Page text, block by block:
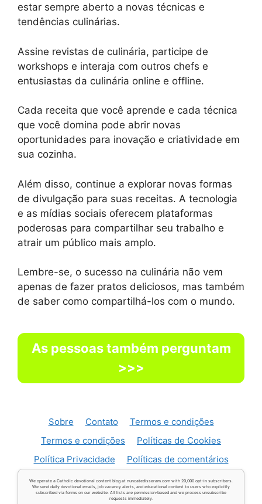
estar sempre aberto a novas técnicas e
tendências culinárias.
Assine revistas de culinária, participe de
workshops e interaja com outros chefs e
entusiastas da culinária online e offline.
Cada receita que você aprende e cada técnica
que você domina pode abrir novas
oportunidades para inovação e criatividade em
sua cozinha.
Além disso, continue a explorar novas formas
de divulgação para suas receitas. A tecnologia
e as mídias sociais oferecem plataformas
poderosas para compartilhar seu trabalho e
atrair um público mais amplo.
Lembre-se, o sucesso na culinária não vem
apenas de fazer pratos deliciosos, mas também
de saber como compartilhá-los com o mundo.
As pessoas também perguntam
>>>
Sobre Contato
Termos e condições
Termos e condições
Políticas de Cookies
Política Privacidade
Políticas de comentários
We operate a Catholic devotional content blog at nuncatedisseram.com with 20,000 opt-in subscribers.
We send daily devotional emails, job vacancy alerts, and educational content to users who explicitly
subscribed via forms on our website. All lists are permission-based and we process unsubscribe
requests immediately.